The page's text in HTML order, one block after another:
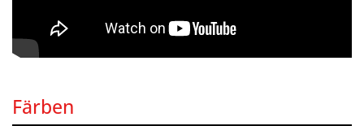
Färben